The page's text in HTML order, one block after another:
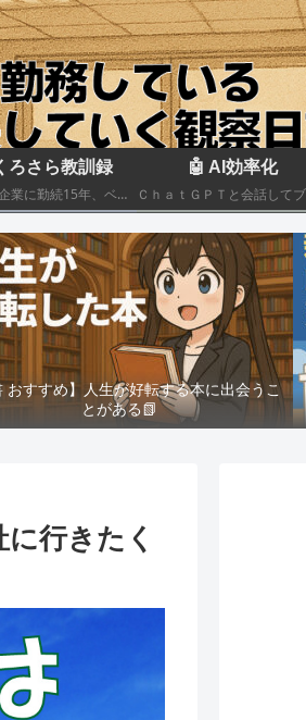
ろさら教訓録
ブラック企業に勤続15年、ベテランエリート社畜サラリーマンの経験を活かした日記です📗
🤖 AI効率化
おすすめ】人生が好転する本に出会うこ
とがある📗
行きたく